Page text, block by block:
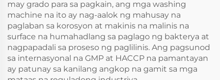
may grado para sa pagkain, ang mga washing
machine na ito ay nag-aalok ng mahusay na
paglaban sa korosyon at makinis na malinis na
surface na humahadlang sa paglago ng bakterya at
nagpapadali sa proseso ng paglilinis. Ang pagsunod
sa internasyonal na GMP at HACCP na pamantayan
ay patunay sa kanilang angkop na gamit sa mga